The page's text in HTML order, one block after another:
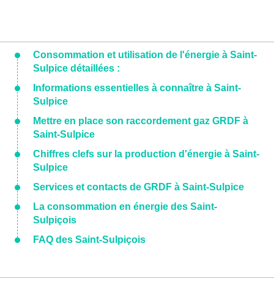
Consommation et utilisation de l'énergie à Saint-
Sulpice détaillées :
Informations essentielles à connaître à Saint-
Sulpice
Mettre en place son raccordement gaz GRDF à
Saint-Sulpice
Chiffres clefs sur la production d'énergie à Saint-
Sulpice
Services et contacts de GRDF à Saint-Sulpice
La consommation en énergie des Saint-
Sulpiçois
FAQ des Saint-Sulpiçois